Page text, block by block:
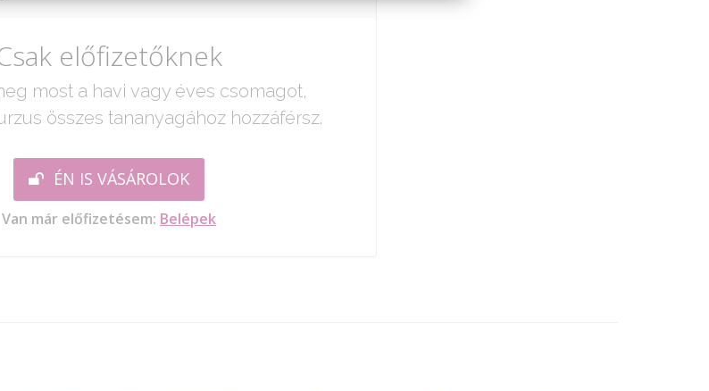
előfizetőknek
most a havi vagy éves csomagot,
összes tananyagához hozzáférsz.
ÉN IS VÁSÁROLOK
Van már előfizetésem: Belépek